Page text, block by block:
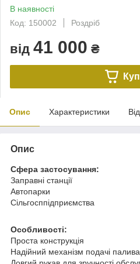
В наявності
Код: 150002
Роздріб
від 41 000 ₴
Опис Характеристики
Опис
Сфера застосування:
Заправні станції
Автопарки
Сільгосппідприємства
Особливості:
Проста конструкція
Надійний механізм подачі палива